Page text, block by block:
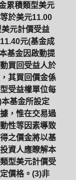
累積類型美元
於美元11.00
元計價受益
元(基金成
基金因啟動提
買回受益人於
其買回價金係
受益權單位每
基金所設定
，惟在交易過
性等因素導致
之價金將以基
資人應瞭解本
型美元計價受
價格。(3)非